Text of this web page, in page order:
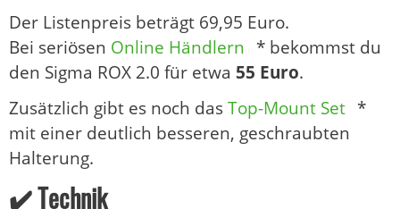
Der Listenpreis beträgt 69,95 Euro.
Bei seriösen Online Händlern * bekommst du
den Sigma ROX 2.0 für etwa 55 Euro.
Zusätzlich gibt es noch dasTop-Mount Set *
mit einer deutlich besseren, geschraubten
Halterung.
✔️ Technik